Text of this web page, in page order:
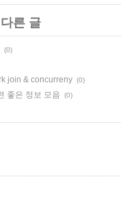
른 글
(0)
join & concurreny (0)
좋은 정보 모음 (0)